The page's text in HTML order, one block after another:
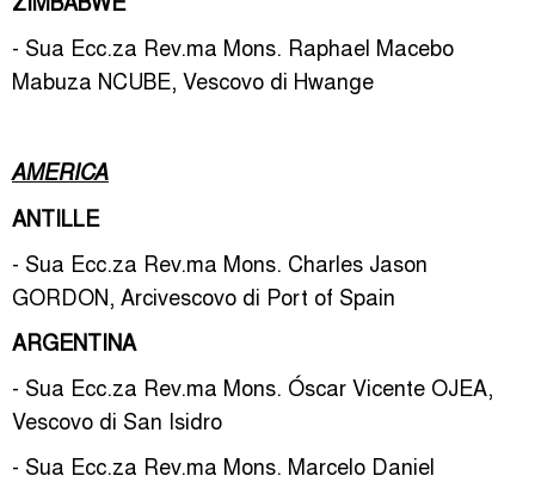
- Sua Ecc.za Rev.ma Mons. Raphael Macebo
Mabuza NCUBE, Vescovo di Hwange
AMERICA
ANTILLE
- Sua Ecc.za Rev.ma Mons. Charles Jason
GORDON, Arcivescovo di Port of Spain
ARGENTINA
- Sua Ecc.za Rev.ma Mons. Óscar Vicente OJEA,
Vescovo di San Isidro
- Sua Ecc.za Rev.ma Mons. Marcelo Daniel